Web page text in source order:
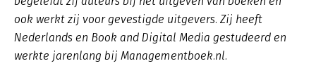
ook werkt zij voor gevestigde uitgevers. Zij heeft
Nederlands en Book and Digital Media gestudeerd en
werkte jarenlang bij Managementboek.nl.